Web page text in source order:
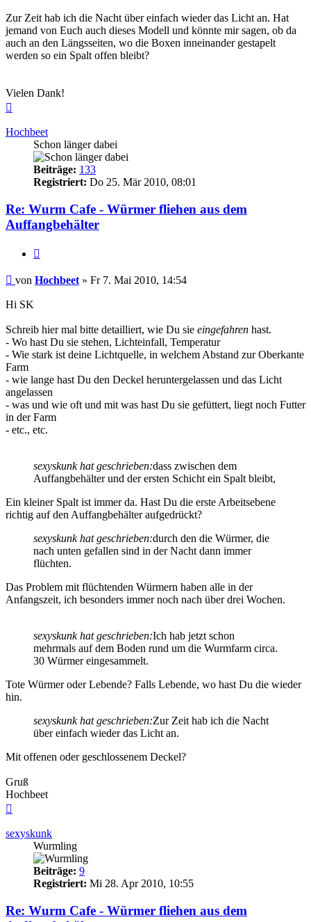
Zur Zeit hab ich die Nacht über einfach wieder das Licht an. Hat
jemand von Euch auch dieses Modell und könnte mir sagen, ob da
auch an den Längsseiten, wo die Boxen inneinander gestapelt
werden so ein Spalt offen bleibt?
Vielen Dank!
Hochbeet
Schon länger dabei
Beiträge: 133
Registriert: Do 25. Mär 2010, 08:01
Re: Wurm Cafe - Würmer fliehen aus dem
Auffangbehälter
Beitrag
von Hochbeet » Fr 7. Mai 2010, 14:54
Hi SK
Schreib hier mal bitte detailliert, wie Du sie eingefahren hast.
- Wo hast Du sie stehen, Lichteinfall, Temperatur
- Wie stark ist deine Lichtquelle, in welchem Abstand zur Oberkante
Farm
- wie lange hast Du den Deckel heruntergelassen und das Licht
angelassen
- was und wie oft und mit was hast Du sie gefüttert, liegt noch Futter
in der Farm
- etc., etc.
sexyskunk hat geschrieben:dass zwischen dem
Auffangbehälter und der ersten Schicht ein Spalt bleibt,
Ein kleiner Spalt ist immer da. Hast Du die erste Arbeitsebene
richtig auf den Auffangbehälter aufgedrückt?
sexyskunk hat geschrieben:durch den die Würmer, die
nach unten gefallen sind in der Nacht dann immer
flüchten.
Das Problem mit flüchtenden Würmern haben alle in der
Anfangszeit, ich besonders immer noch nach über drei Wochen.
sexyskunk hat geschrieben:Ich hab jetzt schon
mehrmals auf dem Boden rund um die Wurmfarm circa.
30 Würmer eingesammelt.
Tote Würmer oder Lebende? Falls Lebende, wo hast Du die wieder
hin.
sexyskunk hat geschrieben:Zur Zeit hab ich die Nacht
über einfach wieder das Licht an.
Mit offenen oder geschlossenem Deckel?
Gruß
Hochbeet
sexyskunk
Wurmling
Beiträge: 9
Registriert: Mi 28. Apr 2010, 10:55
Re: Wurm Cafe - Würmer fliehen aus dem